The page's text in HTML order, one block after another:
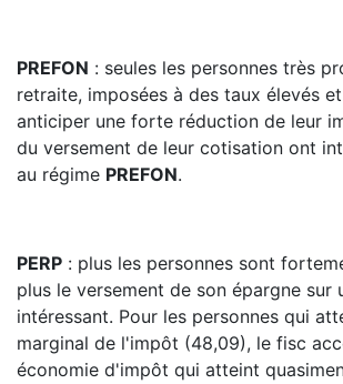
PREFON : seules les personnes très
retraite, imposées à des taux élevés
anticiper une forte réduction de leur
du versement de leur cotisation ont
au régime PREFON.
PERP : plus les personnes sont
plus le versement de son épargne sur
intéressant. Pour les personnes qui
marginal de l'impôt (48,09), le fisc
économie d'impôt qui atteint